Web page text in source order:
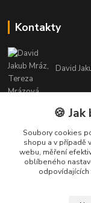
Kontakty
David
info@bylinky-
🍪
Soubory cookies
shopu a v případě
webu, měření
oblíbeného
odpovídajících